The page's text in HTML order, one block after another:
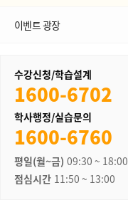
이벤트 광장
수강신청/학습설계
1600-6702
학사행정/실습문의
1600-6760
평일(월~금) 09:30 ~ 18:00
점심시간 11:50 ~ 13:00